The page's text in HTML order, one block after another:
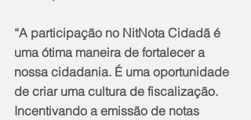
“A participação no NitNota Cidadã é
uma ótima maneira de fortalecer a
nossa cidadania. É uma oportunidade
de criar uma cultura de fiscalização.
Incentivando a emissão de notas